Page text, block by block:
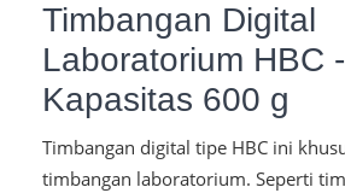
Timbangan Digital
Laboratorium HBC -
Kapasitas 600 g
Timbangan digital tipe HBC ini
timbangan laboratorium. Seperti